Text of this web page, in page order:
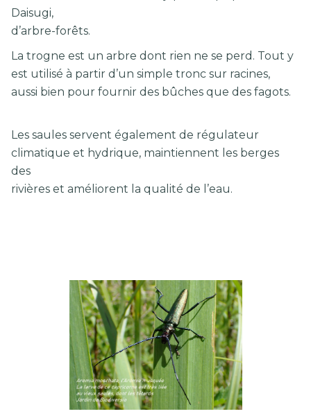
Daisugi,
d’arbre-forêts.
La trogne est un arbre dont rien ne se perd. Tout y
est utilisé à partir d’un simple tronc sur racines,
aussi bien pour fournir des bûches que des fagots.
Les saules servent également de régulateur
climatique et hydrique, maintiennent les berges
des
rivières et améliorent la qualité de l’eau.